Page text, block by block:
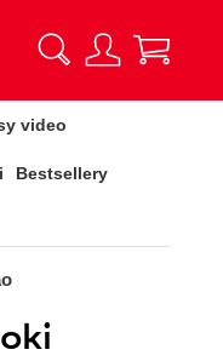
video
Bestsellery